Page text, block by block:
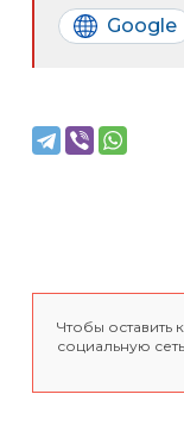
Google
Чтобы
социальную